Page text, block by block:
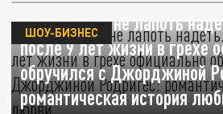
Жениться — не лапоть
после 9 лет жизни в грехе
обручился с Джорджиной
романтическая история
ШОУ-БИЗНЕС